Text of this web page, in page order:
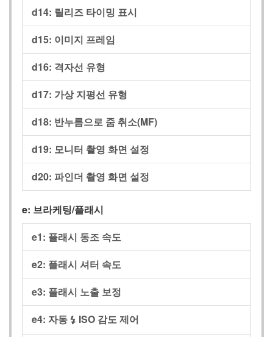
d14: 릴리즈 타이밍 표시
d15: 이미지 프레임
d16: 격자선 유형
d17: 가상 지평선 유형
d18: 반누름으로 줌 취소(MF)
d19: 모니터 촬영 화면 설정
d20: 파인더 촬영 화면 설정
e: 브라케팅/플래시
e1: 플래시 동조 속도
e2: 플래시 셔터 속도
e3: 플래시 노출 보정
e4: 자동 c ISO 감도 제어